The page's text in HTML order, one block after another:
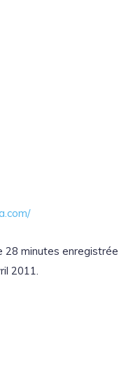
28 minutes enregistrée
2011.